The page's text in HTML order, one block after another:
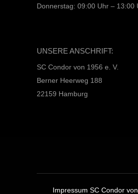
Donnerstag: 09:00 Uhr – 13:00
UNSERE ANSCHRIFT:
SC Condor von 1956 e. V.
Berner Heerweg 188
22159 Hamburg
Impressum SC Condor